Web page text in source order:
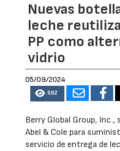
Nuevas
leche
PP como
vidrio
05/09/2024
592
Berry Global Group, Inc.,
Abel & Cole para
servicio de entrega de